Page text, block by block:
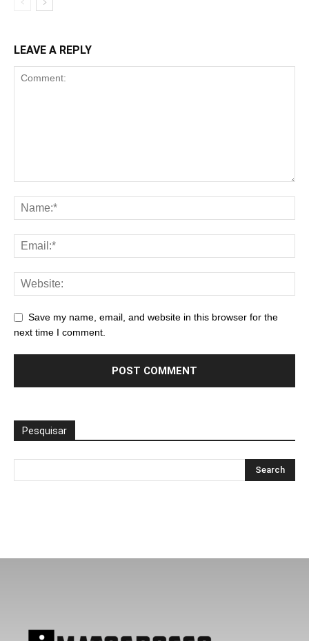
LEAVE A REPLY
Save my name, email, and website in this browser for the
next time I comment.
Pesquisar